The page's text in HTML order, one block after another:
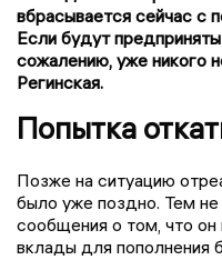
вбрасывается сейчас с
Если будут
сожалению, уже никого
Регинская.
Попытка
Позже на ситуацию
было уже поздно. Тем
сообщения о том, что
вклады для пополнения